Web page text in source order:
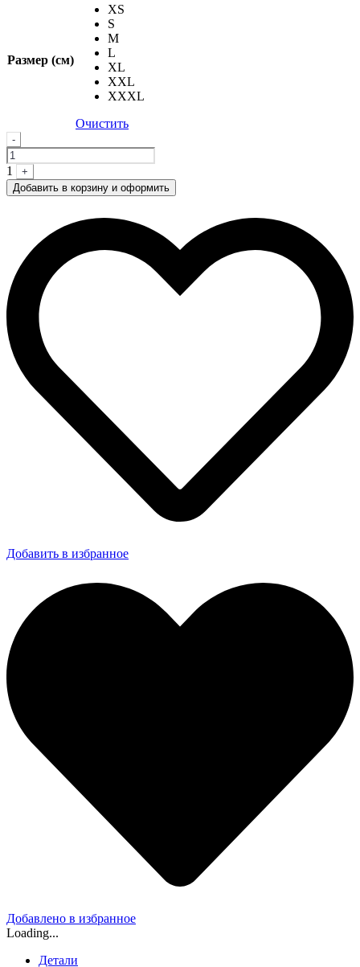
Размер (см)
XS
S
M
L
XL
XXL
XXXL
Очистить
Quantity
-
1
+
Добавить в корзину и оформить
Добавить в избранное
Добавлено в избранное
Loading...
Детали